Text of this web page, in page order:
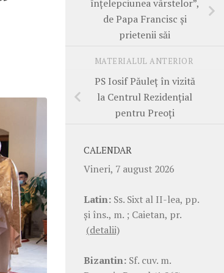
înțelepciunea vârstelor”,
de Papa Francisc și
prietenii săi
MATERIALUL ANTERIOR
PS Iosif Păuleț în vizită
la Centrul Rezidențial
pentru Preoți
CALENDAR
Vineri, 7 august 2026
Latin: Ss. Sixt al II-lea, pp.
şi îns., m. ; Caietan, pr.
(detalii)
Bizantin: Sf. cuv. m.